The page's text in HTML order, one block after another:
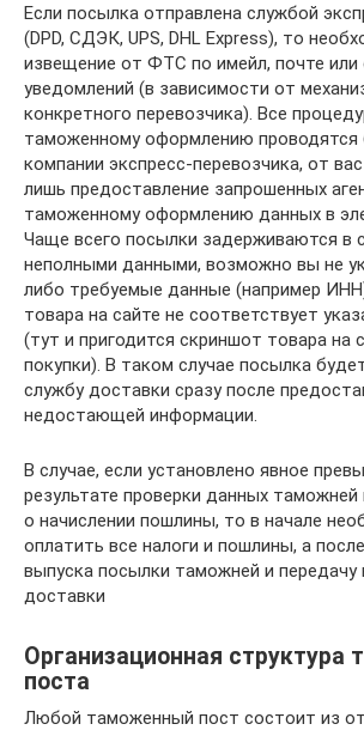
Если посылка отправлена службой
(DPD, СДЭК, UPS, DHL Express), то
извещение от ФТС по имейл, почте
уведомлений (в зависимости от
конкретного перевозчика). Все
таможенному оформлению проводятся
компании экспресс-перевозчика, от
лишь предоставление запрошенных
таможенному оформлению данных в
Чаще всего посылки задерживаются в
неполными данными, возможно вы не
либо требуемые данные (например
товара на сайте не соответствует
(тут и пригодится скриншот товара на
покупки). В таком случае посылка
службу доставки сразу после
недостающей информации.
В случае, если установлено явное
результате проверки данных
о начислении пошлины, то в начале
оплатить все налоги и пошлины, а
выпуска посылки таможней и передачу
доставки
Организационная структура
поста
Любой таможенный пост состоит из